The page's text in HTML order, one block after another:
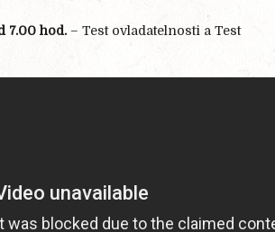
7.00 hod. – Test ovladatelnosti a Test